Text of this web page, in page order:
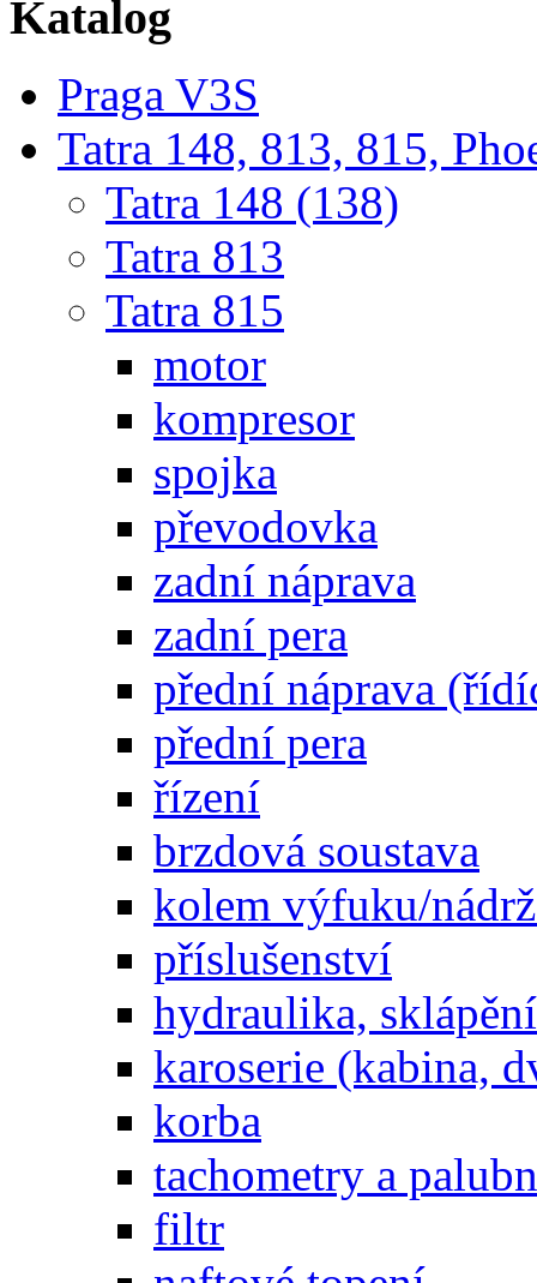
Katalog
Praga V3S
Tatra 148, 813, 815,
Tatra 148 (138)
Tatra 813
Tatra 815
motor
kompresor
spojka
převodovka
zadní náprava
zadní pera
přední náprava
přední pera
řízení
brzdová soustava
kolem výfuku/
příslušenství
hydraulika, sklápění
karoserie (kabina,
korba
tachometry a
filtr